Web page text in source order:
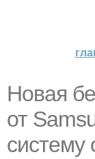
Новая
от
систему